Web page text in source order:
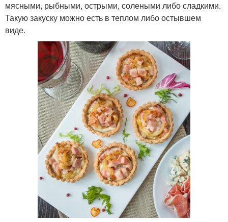
мясными, рыбными, острыми, солеными либо сладкими.
Такую закуску можно есть в теплом либо остывшем
виде.